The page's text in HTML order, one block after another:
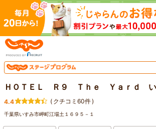
ＨＯＴＥＬ Ｒ９ Ｔｈｅ Ｙａｒｄ
4.4 ( クチコミ60件)
千葉県いすみ市岬町江場土１６９５－１